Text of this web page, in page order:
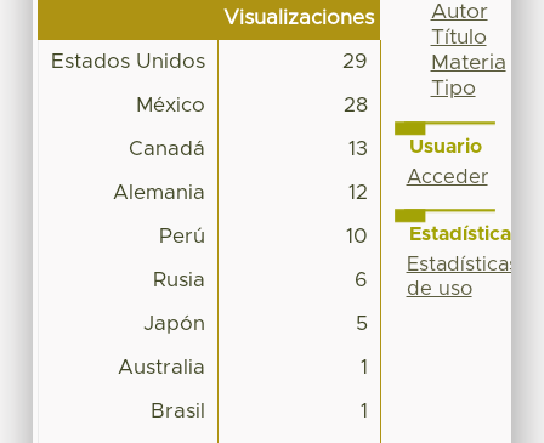
Visualizaciones
Estados Unidos 29
México 28
Canadá 13
Alemania 12
Perú 10
Rusia 6
Japón 5
Australia 1
Brasil 1
Autor
Título
Materia
Tipo
Usuario
Acceder
Estadísticas
Estadísticas
de uso